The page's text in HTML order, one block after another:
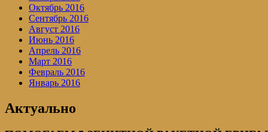
Октябрь 2016
Сентябрь 2016
Август 2016
Июнь 2016
Апрель 2016
Март 2016
Февраль 2016
Январь 2016
Актуально